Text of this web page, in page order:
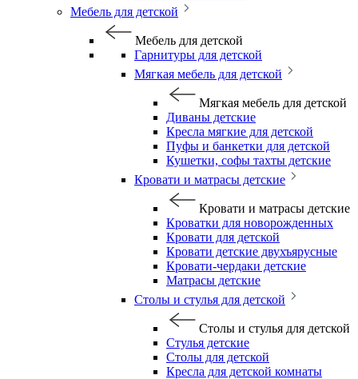
Мебель для детской
Мебель для детской
Гарнитуры для детской
Мягкая мебель для детской
Мягкая мебель для детской
Диваны детские
Кресла мягкие для детской
Пуфы и банкетки для детской
Кушетки, софы тахты детские
Кровати и матрасы детские
Кровати и матрасы детские
Кроватки для новорожденных
Кровати для детской
Кровати детские двухъярусные
Кровати-чердаки детские
Матрасы детские
Столы и стулья для детской
Столы и стулья для детской
Стулья детские
Столы для детской
Кресла для детской комнаты